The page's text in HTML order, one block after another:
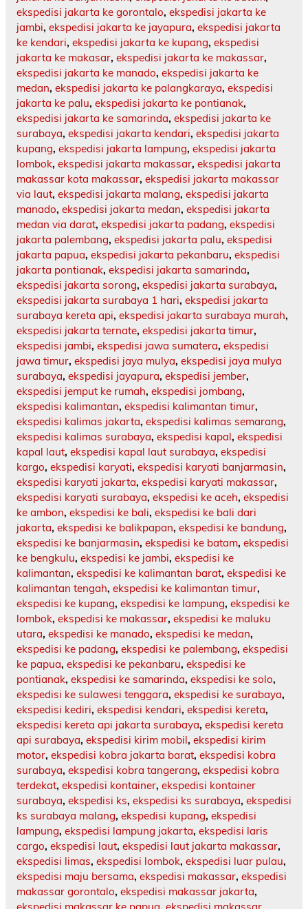
ekspedisi jakarta ke gorontalo, ekspedisi jakarta ke
jambi, ekspedisi jakarta ke jayapura, ekspedisi jakarta
ke kendari, ekspedisi jakarta ke kupang, ekspedisi
jakarta ke makasar, ekspedisi jakarta ke makassar,
ekspedisi jakarta ke manado, ekspedisi jakarta ke
medan, ekspedisi jakarta ke palangkaraya, ekspedisi
jakarta ke palu, ekspedisi jakarta ke pontianak,
ekspedisi jakarta ke samarinda, ekspedisi jakarta ke
surabaya, ekspedisi jakarta kendari, ekspedisi jakarta
kupang, ekspedisi jakarta lampung, ekspedisi jakarta
lombok, ekspedisi jakarta makassar, ekspedisi jakarta
makassar kota makassar, ekspedisi jakarta makassar
via laut, ekspedisi jakarta malang, ekspedisi jakarta
manado, ekspedisi jakarta medan, ekspedisi jakarta
medan via darat, ekspedisi jakarta padang, ekspedisi
jakarta palembang, ekspedisi jakarta palu, ekspedisi
jakarta papua, ekspedisi jakarta pekanbaru, ekspedisi
jakarta pontianak, ekspedisi jakarta samarinda,
ekspedisi jakarta sorong, ekspedisi jakarta surabaya,
ekspedisi jakarta surabaya 1 hari, ekspedisi jakarta
surabaya kereta api, ekspedisi jakarta surabaya murah,
ekspedisi jakarta ternate, ekspedisi jakarta timur,
ekspedisi jambi, ekspedisi jawa sumatera, ekspedisi
jawa timur, ekspedisi jaya mulya, ekspedisi jaya mulya
surabaya, ekspedisi jayapura, ekspedisi jember,
ekspedisi jemput ke rumah, ekspedisi jombang,
ekspedisi kalimantan, ekspedisi kalimantan timur,
ekspedisi kalimas jakarta, ekspedisi kalimas semarang,
ekspedisi kalimas surabaya, ekspedisi kapal, ekspedisi
kapal laut, ekspedisi kapal laut surabaya, ekspedisi
kargo, ekspedisi karyati, ekspedisi karyati banjarmasin,
ekspedisi karyati jakarta, ekspedisi karyati makassar,
ekspedisi karyati surabaya, ekspedisi ke aceh, ekspedisi
ke ambon, ekspedisi ke bali, ekspedisi ke bali dari
jakarta, ekspedisi ke balikpapan, ekspedisi ke bandung,
ekspedisi ke banjarmasin, ekspedisi ke batam, ekspedisi
ke bengkulu, ekspedisi ke jambi, ekspedisi ke
kalimantan, ekspedisi ke kalimantan barat, ekspedisi ke
kalimantan tengah, ekspedisi ke kalimantan timur,
ekspedisi ke kupang, ekspedisi ke lampung, ekspedisi ke
lombok, ekspedisi ke makassar, ekspedisi ke maluku
utara, ekspedisi ke manado, ekspedisi ke medan,
ekspedisi ke padang, ekspedisi ke palembang, ekspedisi
ke papua, ekspedisi ke pekanbaru, ekspedisi ke
pontianak, ekspedisi ke samarinda, ekspedisi ke solo,
ekspedisi ke sulawesi tenggara, ekspedisi ke surabaya,
ekspedisi kediri, ekspedisi kendari, ekspedisi kereta,
ekspedisi kereta api jakarta surabaya, ekspedisi kereta
api surabaya, ekspedisi kirim mobil, ekspedisi kirim
motor, ekspedisi kobra jakarta barat, ekspedisi kobra
surabaya, ekspedisi kobra tangerang, ekspedisi kobra
terdekat, ekspedisi kontainer, ekspedisi kontainer
surabaya, ekspedisi ks, ekspedisi ks surabaya, ekspedisi
ks surabaya malang, ekspedisi kupang, ekspedisi
lampung, ekspedisi lampung jakarta, ekspedisi laris
cargo, ekspedisi laut, ekspedisi laut jakarta makassar,
ekspedisi limas, ekspedisi lombok, ekspedisi luar pulau,
ekspedisi maju bersama, ekspedisi makassar, ekspedisi
makassar gorontalo, ekspedisi makassar jakarta,